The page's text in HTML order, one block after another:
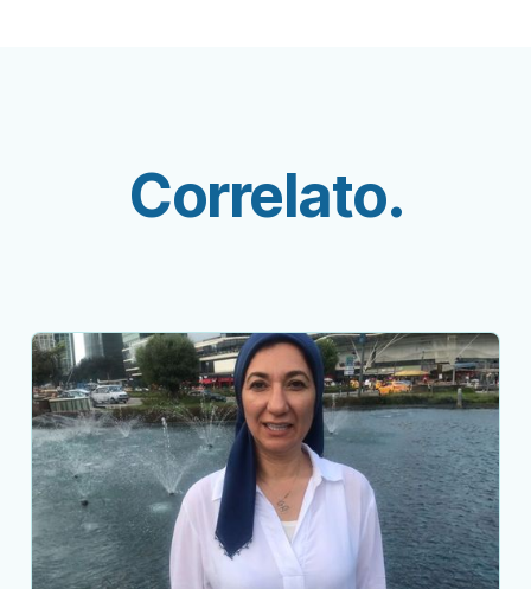
Correlato.